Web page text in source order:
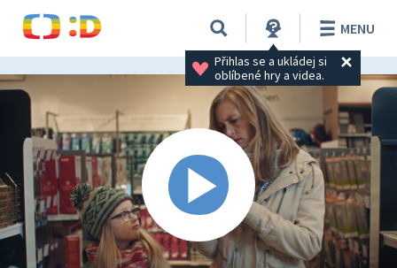
Přihlas se a ukládej si
oblíbené hry a videa.
MENU